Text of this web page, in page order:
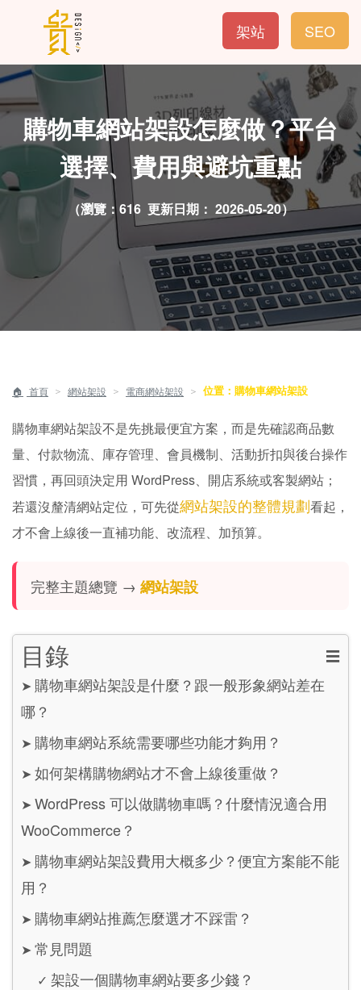
SEO
架站
購物車網站架設怎麼做？平台
選擇、費用與避坑重點
（瀏覽：616 更新日期： 2026-05-20）
首頁 ＞ 網站架設 ＞ 電商網站架設 ＞ 位置：購物車網站架設
購物車網站架設不是先挑最便宜方案，而是先確認商品數
量、付款物流、庫存管理、會員機制、活動折扣與後台操作
習慣，再回頭決定用 WordPress、開店系統或客製網站；
若還沒釐清網站定位，可先從網站架設的整體規劃看起，
才不會上線後一直補功能、改流程、加預算。
完整主題總覽 → 網站架設
目錄 ☰
➤ 購物車網站架設是什麼？跟一般形象網站差在
哪？
➤ 購物車網站系統需要哪些功能才夠用？
➤ 如何架構購物網站才不會上線後重做？
➤ WordPress 可以做購物車嗎？什麼情況適合用
WooCommerce？
➤ 購物車網站架設費用大概多少？便宜方案能不能
用？
➤ 購物車網站推薦怎麼選才不踩雷？
➤ 常見問題
✓ 架設一個購物車網站要多少錢？